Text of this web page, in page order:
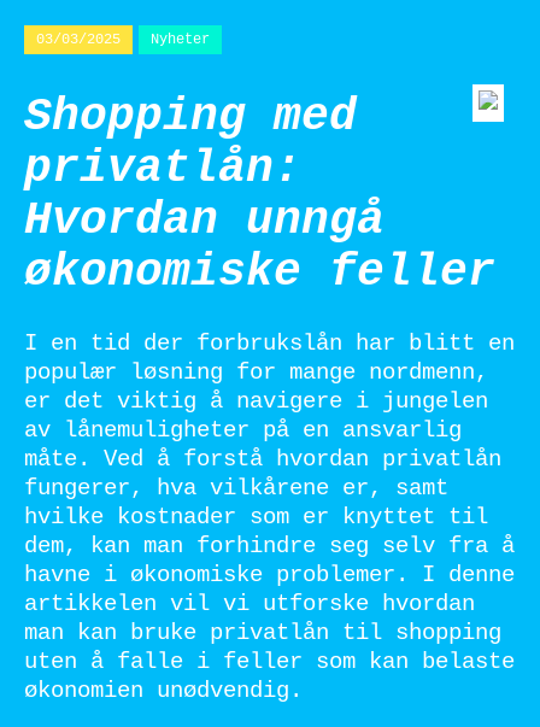
03/03/2025 Nyheter
Shopping med
privatlån:
Hvordan unngå
økonomiske feller
I en tid der forbrukslån har blitt en
populær løsning for mange nordmenn,
er det viktig å navigere i jungelen
av lånemuligheter på en ansvarlig
måte. Ved å forstå hvordan privatlån
fungerer, hva vilkårene er, samt
hvilke kostnader som er knyttet til
dem, kan man forhindre seg selv fra å
havne i økonomiske problemer. I denne
artikkelen vil vi utforske hvordan
man kan bruke privatlån til shopping
uten å falle i feller som kan belaste
økonomien unødvendig.